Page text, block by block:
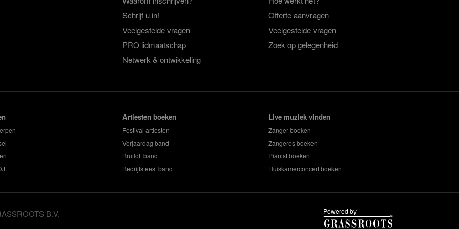
Schrijf u in!
Veelgestelde vragen
PRO lidmaatschap
Netwerk & ontwikkeling
Offerte aanvragen
Veelgestelde vragen
Zoek op gelegenheid
Artiesten boeken
Festival artiesten
Verjaardag band
Bruiloft band
Bedrijfsfeest band
Live muziek vinden
Zanger boeken
Zangeres boeken
Pianist boeken
Huiskamerconcert boeken
B.V.